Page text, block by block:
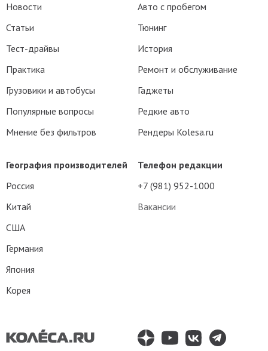
Телефон редакции
+7 (981) 952-1000
Вакансии
Новости
Статьи
Тест-драйвы
Практика
Грузовики и автобусы
Популярные вопросы
Мнение без фильтров
Авто с пробегом
Тюнинг
История
Ремонт и обслуживание
Гаджеты
Редкие авто
Рендеры Kolesa.ru
География производителей
Россия
Китай
США
Германия
Япония
Корея